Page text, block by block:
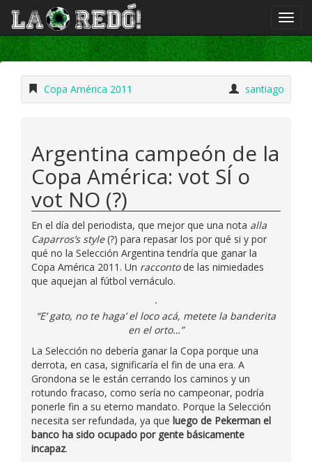
Copa América 2011 santiago
Argentina campeón de la
Copa América: vot SÍ o
vot NO (?)
En el día del periodista, que mejor que una nota alla
Caparros’s style(?) para repasar los por qué si y por
qué no la Selección Argentina tendría que ganar la
Copa América 2011. Un raccontode las nimiedades
que aquejan al fútbol vernáculo.
“E’ gato, no te haga’ el loco acá, metete la banderita
en el orto…”
La Selección no debería ganar la Copa porque una
derrota, en casa, significaría el fin de una era. A
Grondona se le están cerrando los caminos y un
rotundo fracaso, como sería no campeonar, podría
ponerle fin a su eterno mandato. Porque la Selección
necesita ser refundada, ya que luego de Pekerman el
banco ha sido ocupado por gente básicamente
incapaz.